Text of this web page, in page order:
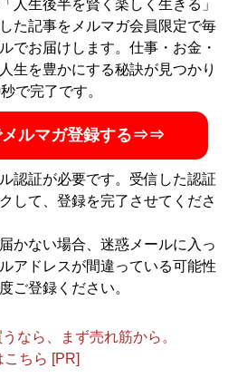
人生後半を賢く楽しく生きる」
た記事をメルマガ会員限定で毎
でお届けします。仕事・お金・
生を豊かにする秘訣が見つかり
で完了です。
メルマガ登録する⇒⇒
認証が必要です。受信した認証
して、登録を完了させてくださ
かない場合、迷惑メールに入っ
アドレスが間違っている可能性
ご登録ください。
なら、まず売れ筋から。
ちら [PR]